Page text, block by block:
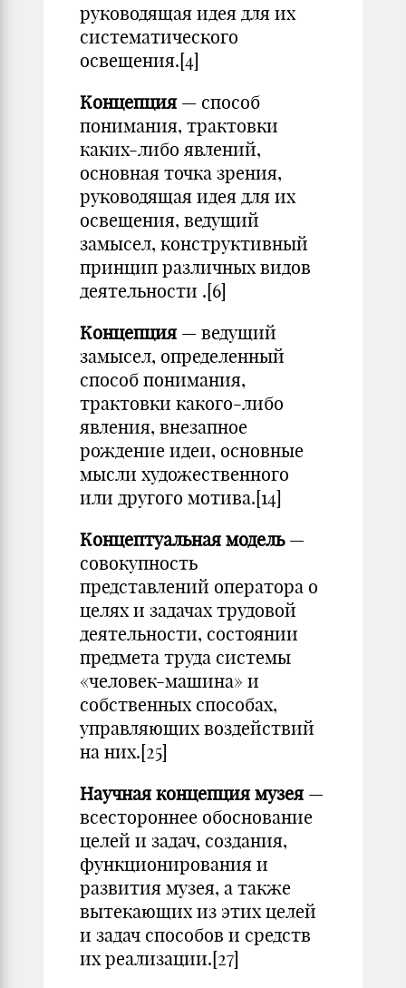
руководящая идея для их
систематического
освещения.[4]
Концепция — способ
понимания, трактовки
каких-либо явлений,
основная точка зрения,
руководящая идея для их
освещения, ведущий
замысел, конструктивный
принцип различных видов
деятельности .[6]
Концепция — ведущий
замысел, определенный
способ понимания,
трактовки какого-либо
явления, внезапное
рождение идеи, основные
мысли художественного
или другого мотива.[14]
Концептуальная модель—
совокупность
представлений оператора о
целях и задачах трудовой
деятельности, состоянии
предмета труда системы
«человек-машина» и
собственных способах,
управляющих воздействий
на них.[25]
Научная концепция музея —
всестороннее обоснование
целей и задач, создания,
функционирования и
развития музея, а также
вытекающих из этих целей
и задач способов и средств
их реализации.[27]